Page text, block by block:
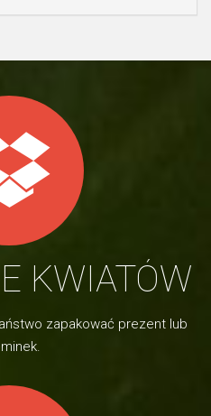
KWIATÓW
zapakować prezent lub